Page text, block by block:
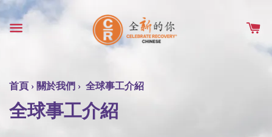
首頁 › 關於我們 › 全球事工介紹
全球事工介紹